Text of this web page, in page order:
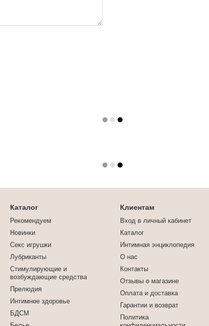
Каталог
Рекомендуем
Новинки
Секс игрушки
Лубриканты
Стимулирующие и
возбуждающие средства
Прелюдия
Интимное здоровье
БДСМ
Клиентам
Вход в личный кабинет
Каталог
Интимная энциклопедия
О нас
Контакты
Отзывы о магазине
Оплата и доставка
Гарантии и возврат
Политика